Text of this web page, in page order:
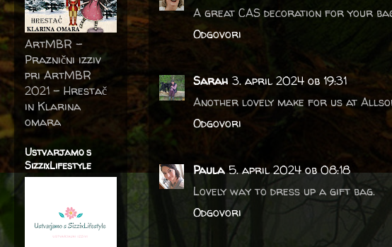
A great CAS decoration for your
Odgovori
Sarah 3. april 2024 ob 19:31
Another lovely make for us at
Odgovori
Paula 5. april 2024 ob 08:18
Lovely way to dress up a gift bag.
Odgovori
ArtMBR -
Praznični izziv
pri ArtMBR
2021 – Hrestač
in Klarina
omara
Ustvarjamo s
SizzixLifestyle